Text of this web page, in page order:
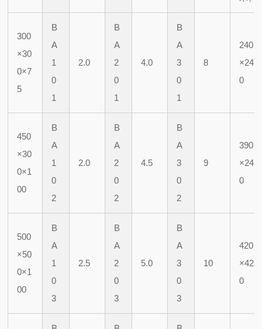
300
×30
0×7
5
B
A
1
0
1
2.0
B
A
2
0
1
4.0
B
A
3
0
1
8
240
×24
0
450
×30
0×1
00
B
A
1
0
2
2.0
B
A
2
0
2
4.5
B
A
3
0
2
9
390
×24
0
500
×50
0×1
00
B
A
1
0
3
2.5
B
A
2
0
3
5.0
B
A
3
0
3
10
420
×42
0